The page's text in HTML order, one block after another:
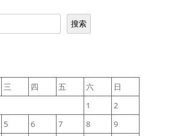
搜索
三 四 五 六
日
1
2
5 6 7 8
9